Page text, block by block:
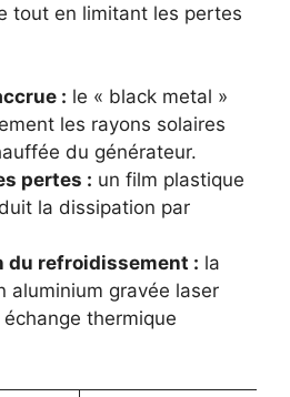
tout en limitant les pertes
: le « black metal »
les rayons solaires
du générateur.
pertes : un film plastique
la dissipation par
du refroidissement : la
aluminium gravée laser
thermique